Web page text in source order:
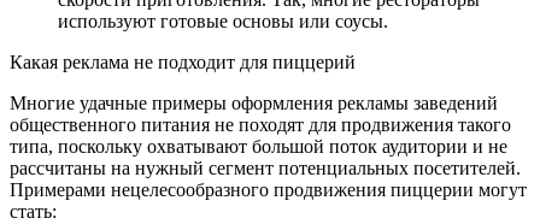
используют готовые основы или соусы.
Какая реклама не подходит для пиццерий
Многие удачные примеры оформления рекламы заведений
общественного питания не походят для продвижения такого
типа, поскольку охватывают большой поток аудитории и не
рассчитаны на нужный сегмент потенциальных посетителей.
Примерами нецелесообразного продвижения пиццерии могут
стать: